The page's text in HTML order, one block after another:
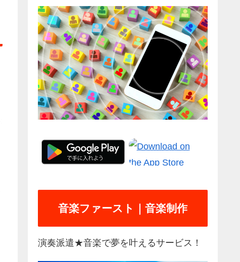
音楽ファースト｜音楽制作
演奏派遣★音楽で夢を叶えるサービス！